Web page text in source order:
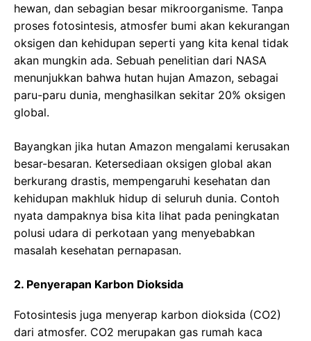
hewan, dan sebagian besar mikroorganisme. Tanpa
proses fotosintesis, atmosfer bumi akan kekurangan
oksigen dan kehidupan seperti yang kita kenal tidak
akan mungkin ada. Sebuah penelitian dari NASA
menunjukkan bahwa hutan hujan Amazon, sebagai
paru-paru dunia, menghasilkan sekitar 20% oksigen
global.
Bayangkan jika hutan Amazon mengalami kerusakan
besar-besaran. Ketersediaan oksigen global akan
berkurang drastis, mempengaruhi kesehatan dan
kehidupan makhluk hidup di seluruh dunia. Contoh
nyata dampaknya bisa kita lihat pada peningkatan
polusi udara di perkotaan yang menyebabkan
masalah kesehatan pernapasan.
2. Penyerapan Karbon Dioksida
Fotosintesis juga menyerap karbon dioksida (CO2)
dari atmosfer. CO2 merupakan gas rumah kaca